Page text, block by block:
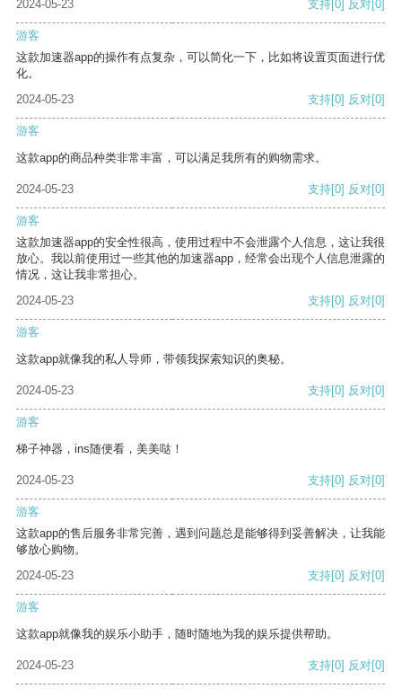
2024-05-23 支持 [0] 反对 [0]
游客
这款加速器app的操作有点复杂，可以简化一下，比如将设置页面进行优
化。
2024-05-23
支持[0] 反对[0]
游客
这款app的商品种类非常丰富，可以满足我所有的购物需求。
2024-05-23 支持[0] 反对[0]
游客
这款加速器app的安全性很高，使用过程中不会泄露个人信息，这让我很
放心。我以前使用过一些其他的加速器app，经常会出现个人信息泄露的
情况，这让我非常担心。
2024-05-23
支持[0] 反对[0]
游客
这款app就像我的私人导师，带领我探索知识的奥秘。
2024-05-23 支持[0] 反对[0]
游客
梯子神器，ins随便看，美美哒！
2024-05-23 支持[0] 反对[0]
游客
这款app的售后服务非常完善，遇到问题总是能够得到妥善解决，让我能
够放心购物。
2024-05-23
支持[0] 反对[0]
游客
这款app就像我的娱乐小助手，随时随地为我的娱乐提供帮助。
2024-05-23 支持[0] 反对[0]